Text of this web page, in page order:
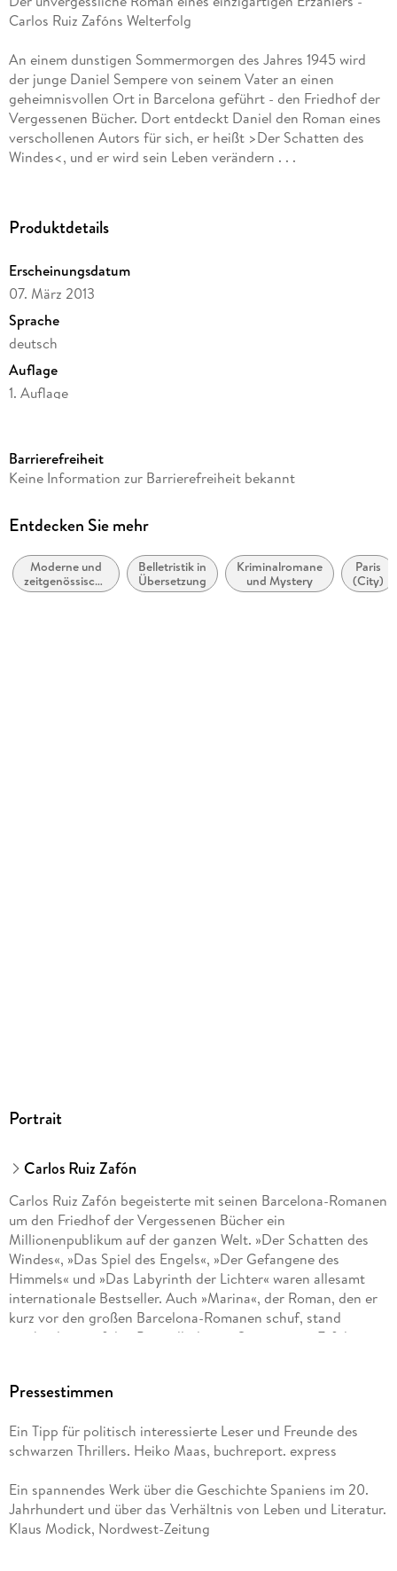
Carlos Ruiz Zafóns Welterfolg
An einem dunstigen Sommermorgen des Jahres 1945 wird
der junge Daniel Sempere von seinem Vater an einen
geheimnisvollen Ort in Barcelona geführt - den Friedhof der
Vergessenen Bücher. Dort entdeckt Daniel den Roman eines
verschollenen Autors für sich, er heißt >Der Schatten des
Windes<, und er wird sein Leben verändern . . .
des Windes< bildet den Auftakt eines einzigartigen,
Barcelona-Romanen um den Friedhof der Vergessenen
Bücher und die Buchhändler Sempere & Söhne. Auf >Der
Schatten des Windes< folgten >Das Spiel des Engels< und
>Der Gefangene des Himmels<. Der vierte und
abschließende Band ist in Arbeit.
Produktdetails
Erscheinungsdatum
07. März 2013
Sprache
deutsch
Auflage
1. Auflage
Dateigröße
Reihe
Autor/Autorin
Carlos Ruiz Zafón
Barrierefreiheit
Keine Information zur Barrierefreiheit bekannt
Entdecken Sie mehr
Moderne und
zeitgenössische
Belletristik:
Belletristik in
Übersetzung
Kriminalromane
und Mystery
Paris
(City)
Portrait
Carlos Ruiz Zafón
Carlos Ruiz Zafón begeisterte mit seinen Barcelona-Romanen
um den Friedhof der Vergessenen Bücher ein
Millionenpublikum auf der ganzen Welt. »Der Schatten des
Windes«, »Das Spiel des Engels«, »Der Gefangene des
Himmels« und »Das Labyrinth der Lichter« waren allesamt
internationale Bestseller. Auch »Marina«, der Roman, den er
kurz vor den großen Barcelona-Romanen schuf, stand
wochenlang auf den Bestsellerlisten. Seine ersten Erfolge
»Mitternachtspalast« und »Der dunkle Wächter«. Carlos Ruiz
seiner Wahlheimat Los Angeles.
Peter Schwaar, geboren 1947 in Zürich, studierte Germanistik
und Musikwissenschaft in Zürich und Berlin und war
Redakteur beim Zürcher »Tages-Anzeiger«. Seit 1987 arbeitet
Pressestimmen
Ein Tipp für politisch interessierte Leser und Freunde des
schwarzen Thrillers. Heiko Maas, buchreport. express
Ein spannendes Werk über die Geschichte Spaniens im 20.
Jahrhundert und über das Verhältnis von Leben und Literatur.
Klaus Modick, Nordwest-Zeitung